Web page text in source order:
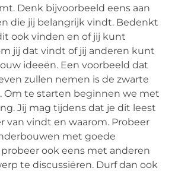
Denk bijvoorbeeld eens aan
die jij belangrijk vindt. Bedenkt
ook vinden en of jij kunt
jij dat vindt of jij anderen kunt
ideeën. Een voorbeeld dat
zullen nemen is de zwarte
Om te starten beginnen we met
Jij mag tijdens dat je dit leest
van vindt en waarom. Probeer
met goede
ook eens met anderen
te discussiëren. Durf dan ook